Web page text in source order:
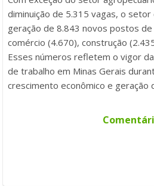
diminuição de 5.315 vagas, o
geração de 8.843 novos postos
comércio (4.670), construção
Esses números refletem o vigor
de trabalho em Minas Gerais
crescimento econômico e geração